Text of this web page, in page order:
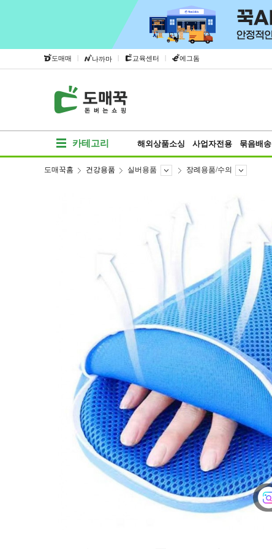
도매매 | 나까마 | 교육센터 | 에그돔
카테고리 해외상품소싱 사업자전용 묶음배송
도매꾹홈 건강용품 실버용품 장례용품/수의